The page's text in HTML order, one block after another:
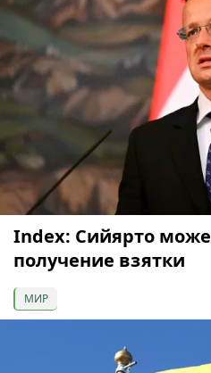
Index: Сийярто
получение взятки
МИР